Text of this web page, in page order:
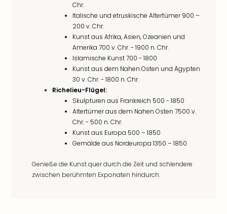
Chr.
Italische und etruskische Altertümer 900 –
200 v. Chr.
Kunst aus Afrika, Asien, Ozeanien und
Amerika 700 v. Chr. - 1900 n. Chr.
Islamische Kunst 700 - 1800
Kunst aus dem Nahen Osten und Ägypten
30 v. Chr. - 1800 n. Chr.
Richelieu-Flügel:
Skulpturen aus Frankreich 500 - 1850
Altertümer aus dem Nahen Osten 7500 v.
Chr. - 500 n. Chr.
Kunst aus Europa 500 – 1850
Gemälde aus Nordeuropa 1350 – 1850
Genieße die Kunst quer durch die Zeit und schlendere
zwischen berühmten Exponaten hindurch.